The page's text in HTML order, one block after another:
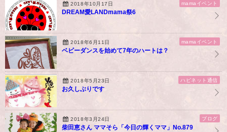
2018年10月17日 mamaイベント
DREAM愛LANDmama祭6
2018年6月11日 mamaイベント
ベビーダンスを始めて7年のハートは？
2018年5月23日 ハピネット通信
お久しぶりです
2018年3月24日 ブログ
柴田恵さん ママそら「今日の輝くママ」No.879